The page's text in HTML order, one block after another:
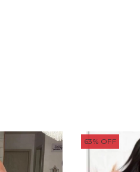
63% OFF